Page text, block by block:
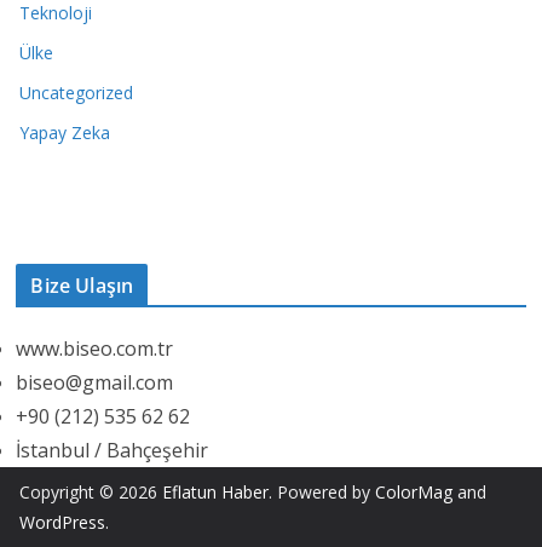
Teknoloji
Ülke
Uncategorized
Yapay Zeka
Bize Ulaşın
www.biseo.com.tr
biseo@gmail.com
+90 (212) 535 62 62
İstanbul / Bahçeşehir
Copyright © 2026 Eflatun Haber. Powered by ColorMag and
WordPress.